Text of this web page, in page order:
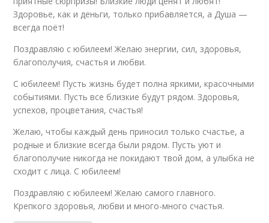
Здоровье, как и деньги, только прибавляется, а Душа —
всегда поёт!
Поздравляю с юбилеем! Желаю энергии, сил, здоровья,
благополучия, счастья и любви.
С юбилеем! Пусть жизнь будет полна яркими, красочными
событиями. Пусть все близкие будут рядом. Здоровья,
успехов, процветания, счастья!
Желаю, чтобы каждый день приносил только счастье, а
родные и близкие всегда были рядом. Пусть уют и
благополучие никогда не покидают твой дом, а улыбка не
сходит с лица. С юбилеем!
Поздравляю с юбилеем! Желаю самого главного.
Крепкого здоровья, любви и много-много счастья.